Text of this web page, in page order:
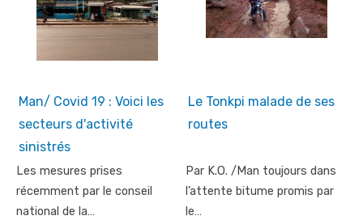
Man/ Covid 19 : Voici les
secteurs d'activité
sinistrés
Les mesures prises
récemment par le conseil
national de la…
Le Tonkpi malade de ses
routes
Par K.O. /Man toujours dans
l’attente bitume promis par
le…